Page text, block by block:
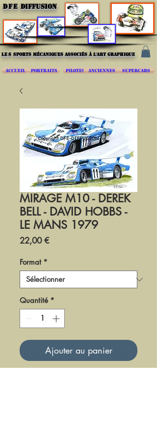
DFE DIFFUSION
les sports mécaniques associés à l'art graphique
ACCUEIL PORTRAITS PILOTES ANCIENNES SUPERCARS
MIRAGE M10 - DEREK
BELL - DAVID HOBBS -
LE MANS 1979
22,00 €Prix
Format *
Quantité *
Ajouter au panier